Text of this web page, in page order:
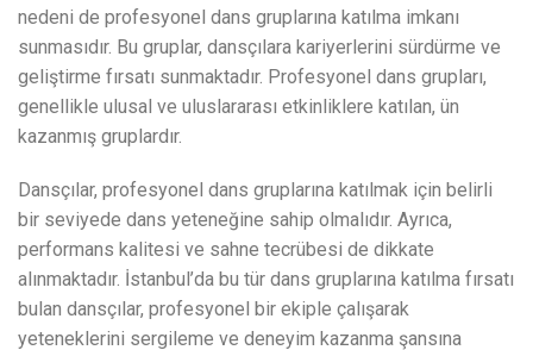
nedeni de profesyonel dans gruplarına katılma imkanı
sunmasıdır. Bu gruplar, dansçılara kariyerlerini sürdürme ve
geliştirme fırsatı sunmaktadır. Profesyonel dans grupları,
genellikle ulusal ve uluslararası etkinliklere katılan, ün
kazanmış gruplardır.
Dansçılar, profesyonel dans gruplarına katılmak için belirli
bir seviyede dans yeteneğine sahip olmalıdır. Ayrıca,
performans kalitesi ve sahne tecrübesi de dikkate
alınmaktadır. İstanbul’da bu tür dans gruplarına katılma fırsatı
bulan dansçılar, profesyonel bir ekiple çalışarak
yeteneklerini sergileme ve deneyim kazanma şansına